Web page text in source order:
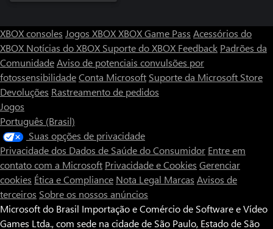
XBOX consoles Jogos XBOXXBOX Game Pass Acessórios do
XBOX Notícias do XBOX Suporte do XBOX Feedback Padrões da
ComunidadeAviso de potenciais convulsões por
fotossensibilidadeConta Microsoft Suporte da Microsoft Store
Devoluções Rastreamento de pedidos
Jogos
Português (Brasil)
Suas opções de privacidade
Privacidade dos Dados de Saúde do Consumidor Entre em
contato com a Microsoft Privacidade e Cookies Gerenciar
cookies Ética e Compliance Nota Legal Marcas Avisos de
terceiros Sobre os nossos anúncios
Microsoft do Brasil Importação e Comércio de Software e Vídeo
Games Ltda., com sede na cidade de São Paulo, Estado de São